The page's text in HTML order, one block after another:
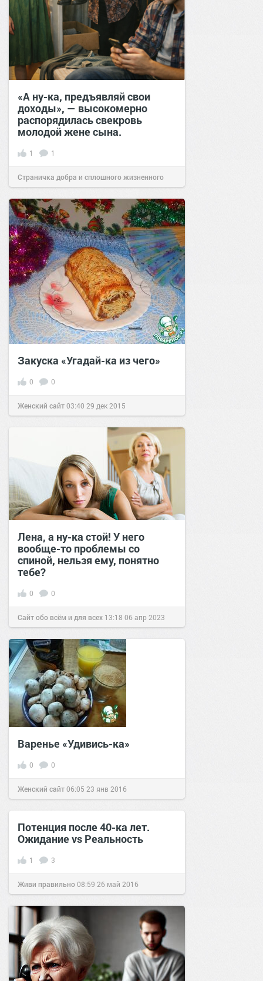
«А ну-ка, предъявляй свои
доходы», — высокомерно
распорядилась свекровь
молодой жене сына.
1 1
Страничка добра и сплошного жизненного
позитива!12:3924 фев 2026
Закуска «Угадай-ка из чего»
0 0
Женский сайт03:40 29 дек 2015
Лена, а ну-ка стой! У него
вообще-то проблемы со
спиной, нельзя ему, понятно
тебе?
0 0
Сайт обо всём и для всех 13:18 06 апр 2023
Варенье «Удивись-ка»
0 0
Женский сайт06:05 23 янв 2016
Потенция после 40-ка лет.
Ожидание vs Реальность
1 3
Живи правильно08:59 26 май 2016